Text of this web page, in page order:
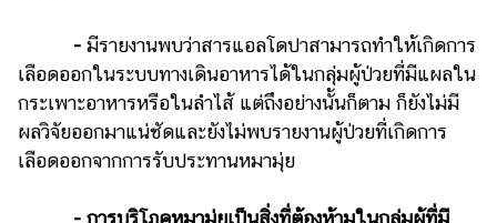
- มีรายงานพบว่าสารแอลโดปาสามารถทำให้เกิดการ
เลือดออกในระบบทางเดินอาหารได้ในกลุ่มผู้ป่วยที่มีแผลใน
กระเพาะอาหารหรือในลำไส้ แต่ถึงอย่างนั้นก็ตาม ก็ยังไม่มี
ผลวิจัยออกมาแน่ชัดและยังไม่พบรายงานผู้ป่วยที่เกิดการ
เลือดออกจากการรับประทานหมามุ่ย
- การบริโภคหมามุ่ยเป็นสิ่งที่ต้องห้ามในกลุ่มผู้ที่มี